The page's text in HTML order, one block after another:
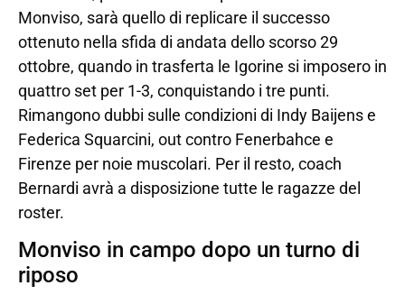
Monviso, sarà quello di replicare il successo
ottenuto nella sfida di andata dello scorso 29
ottobre, quando in trasferta le Igorine si imposero in
quattro set per 1-3, conquistando i tre punti.
Rimangono dubbi sulle condizioni di Indy Baijens e
Federica Squarcini, out contro Fenerbahce e
Firenze per noie muscolari. Per il resto, coach
Bernardi avrà a disposizione tutte le ragazze del
roster.
Monviso in campo dopo un turno di
riposo